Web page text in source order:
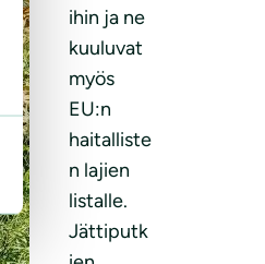
ihin ja ne
kuuluvat
myös
EU:n
haitalliste
n lajien
listalle.
Jättiputk